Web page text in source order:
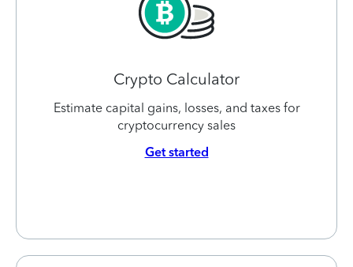
Crypto Calculator
Estimate capital gains, losses, and taxes for
cryptocurrency sales
Get started